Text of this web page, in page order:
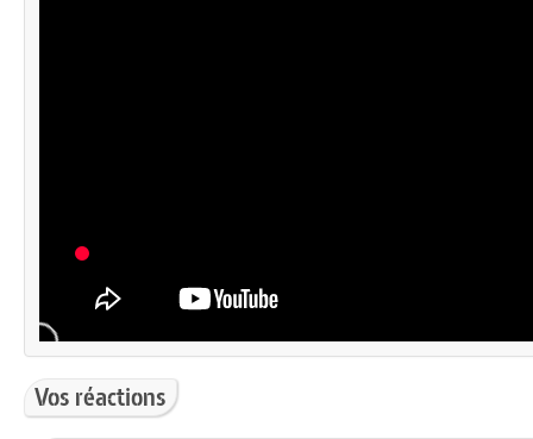
Vos réactions